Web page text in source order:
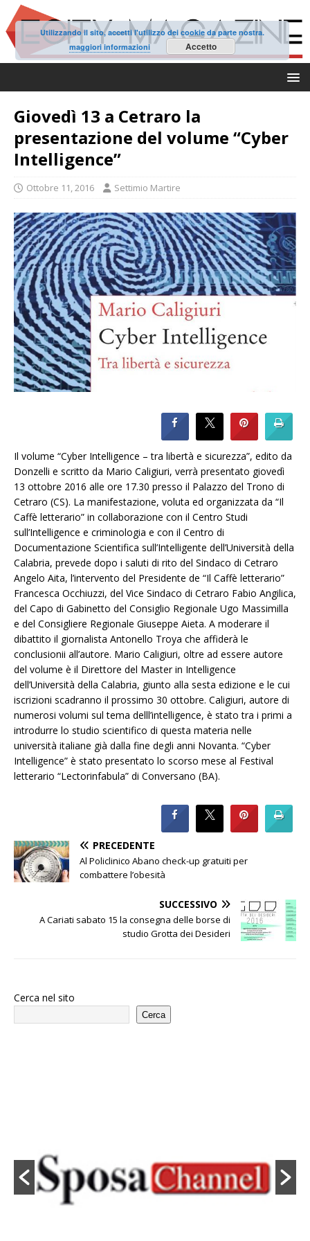
Giovedì 13 a Cetraro la
presentazione del volume “Cyber
Intelligence”
Ottobre 11, 2016 Settimio Martire
Il volume “Cyber Intelligence – tra libertà e sicurezza”, edito da
Donzelli e scritto da Mario Caligiuri, verrà presentato giovedì
13 ottobre 2016 alle ore 17.30 presso il Palazzo del Trono di
Cetraro (CS). La manifestazione, voluta ed organizzata da “Il
Caffè letterario” in collaborazione con il Centro Studi
sull’Intelligence e criminologia e con il Centro di
Documentazione Scientifica sull’Intelligente dell’Università della
Calabria, prevede dopo i saluti di rito del Sindaco di Cetraro
Angelo Aita, l’intervento del Presidente de “Il Caffè letterario”
Francesca Occhiuzzi, del Vice Sindaco di Cetraro Fabio Angilica,
del Capo di Gabinetto del Consiglio Regionale Ugo Massimilla
e del Consigliere Regionale Giuseppe Aieta. A moderare il
dibattito il giornalista Antonello Troya che affiderà le
conclusionii all’autore. Mario Caligiuri, oltre ad essere autore
del volume è il Direttore del Master in Intelligence
dell’Università della Calabria, giunto alla sesta edizione e le cui
iscrizioni scadranno il prossimo 30 ottobre. Caligiuri, autore di
numerosi volumi sul tema delll’intelligence, è stato tra i primi a
introdurre lo studio scientifico di questa materia nelle
università italiane già dalla fine degli anni Novanta. “Cyber
Intelligence” è stato presentato lo scorso mese al Festival
letterario “Lectorinfabula” di Conversano (BA).
PRECEDENTE
Al Policlinico Abano check-up gratuiti per
combattere l’obesità
SUCCESSIVO
A Cariati sabato 15 la consegna delle borse di
studio Grotta dei Desideri
Cerca nel sito
Cerca
Utilizzando il sito, accetti l'utilizzo dei cookie da parte nostra.
maggiori informazioni
Accetto